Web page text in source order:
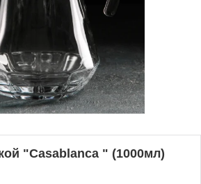
"Casablanca " (1000мл)